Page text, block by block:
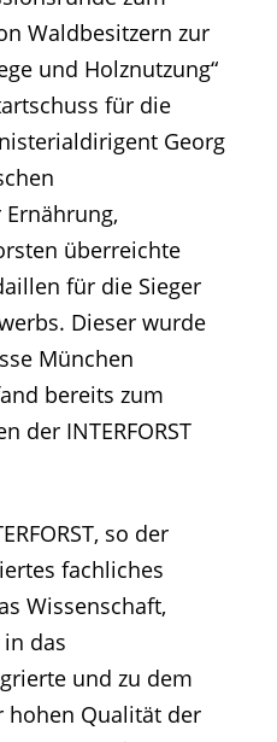
Waldbesitzern zur
und Holznutzung“
für die
Georg
überreichte
für die Sieger
Dieser wurde
München
bereits zum
der INTERFORST
so der
fachliches
Wissenschaft,
das
und zu dem
hohen Qualität der